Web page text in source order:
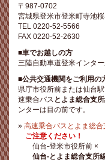
〒987-0702
宮城県登米市登米町寺池
TEL 0220-52-5566
FAX 0220-52-2630
■車でお越しの方
三陸自動車道登米インター
■公共交通機関をご利用の
県庁市役所前または仙台
速乗合バス とよま総合支
ンターは目の前です。
» 高速乗合バスとよま総合
ご注意ください！
仙台-登米市役所前 ×
仙台-とよま総合支所